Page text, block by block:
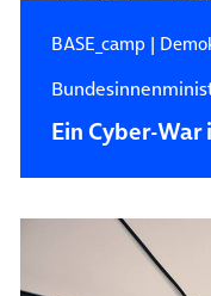
BASE_camp |
Ein Cyber-